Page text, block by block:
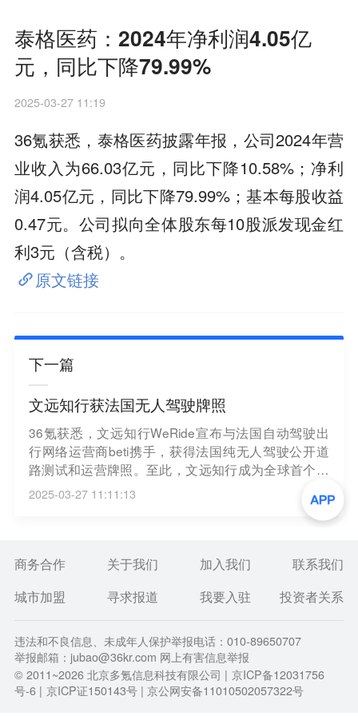
泰格医药：2024年净利润4.05亿
元，同比下降79.99%
2025-03-27 11:19
36氪获悉，泰格医药披露年报，公司2024年营
业收入为66.03亿元，同比下降10.58%；净利
润4.05亿元，同比下降79.99%；基本每股收益
0.47元。公司拟向全体股东每10股派发现金红
利3元（含税）。
原文链接
下一篇
文远知行获法国无人驾驶牌照
36氪获悉，文远知行WeRide宣布与法国自动驾驶出
行网络运营商beti携手，获得法国纯无人驾驶公开道
路测试和运营牌照。至此，文远知行成为全球首个、
也是迄今唯一一个同时拥有中国、阿联酋、新加坡、
法国、美国五国自动驾驶牌照的科技公司。此次牌照
允许文远知行自动驾驶小巴以40km/h的时速开展运营
试和运营牌照。
2025-03-27 11:11:13
商务合作 关于我们 加入我们
联系我们
城市加盟
寻求报道 我要入驻 投资者关系
违法和不良信息、未成年人保护举报电话：010-89650707
举报邮箱：jubao@36kr.com 网上有害信息举报
© 2011~2026北京多氪信息科技有限公司 | 京ICP备12031756
号-6 | 京ICP证150143号 | 京公网安备11010502057322号